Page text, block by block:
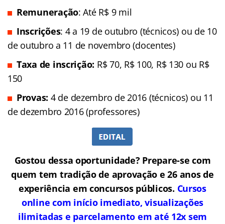
Remuneração: Até R$ 9 mil
Inscrições: 4 a 19 de outubro (técnicos) ou de 10
de outubro a 11 de novembro (docentes)
Taxa de inscrição: R$ 70, R$ 100, R$ 130 ou R$
150
Provas: 4 de dezembro de 2016 (técnicos) ou 11
de dezembro 2016 (professores)
Gostou dessa oportunidade? Prepare-se com
quem tem tradição de aprovação e 26 anos de
experiência em concursos públicos. Cursos
online com início imediato, visualizações
ilimitadas e parcelamento em até 12x sem